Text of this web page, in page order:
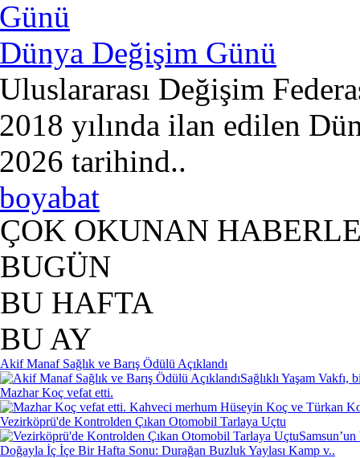
Dünya Değişim Günü
Uluslararası Değişim
2018 yılında ilan edilen
2026 tarihind..
boyabat
ÇOK OKUNAN
BUGÜN
BU HAFTA
BU AY
Akif Manaf Sağlık ve Barış Ödülü Açıklandı
Sağlıklı Yaşam Vakfı,
Mazhar Koç vefat etti.
Kahveci merhum Hüseyin Koç ve Türkan
Vezirköprü'de Kontrolden Çıkan Otomobil Tarlaya Uçtu
Doğayla İç İçe Bir Hafta Sonu: Durağan Buzluk Yaylası Kamp v..